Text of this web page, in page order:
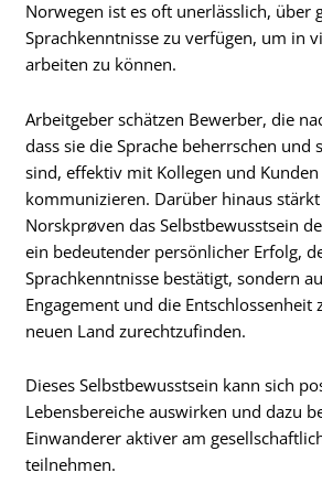
Norwegen ist es oft unerlässlich, über
Sprachkenntnisse zu verfügen, um in
arbeiten zu können.
Arbeitgeber schätzen Bewerber, die
dass sie die Sprache beherrschen und
sind, effektiv mit Kollegen und Kunden
kommunizieren. Darüber hinaus
Norskprøven das Selbstbewusstsein
ein bedeutender persönlicher Erfolg,
Sprachkenntnisse bestätigt, sondern
Engagement und die Entschlossenheit
neuen Land zurechtzufinden.
Dieses Selbstbewusstsein kann sich
Lebensbereiche auswirken und dazu
Einwanderer aktiver am
teilnehmen.